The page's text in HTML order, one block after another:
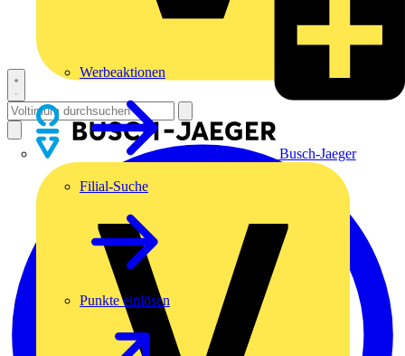
Busch-Jaeger
Werbeaktionen
Filial-Suche
Punkte einlösen